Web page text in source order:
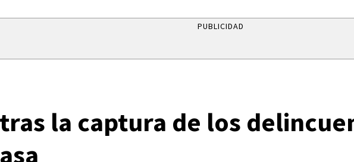
PUBLICIDAD
la captura de los